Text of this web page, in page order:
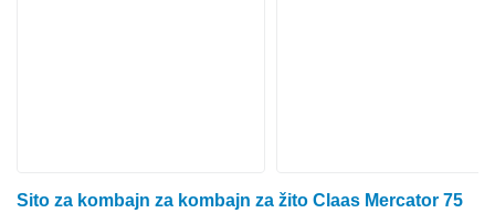
Sito za kombajn za kombajn za žito Claas Mercator 75